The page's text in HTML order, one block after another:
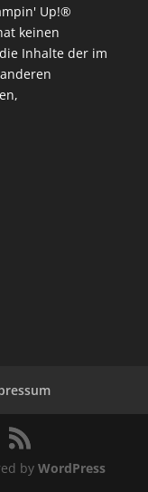
Up!®
keinen
Inhalte der im
by WordPress